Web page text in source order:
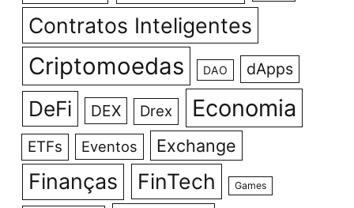
Contratos Inteligentes
Criptomoedas DAO dApps
DeFi DEX Drex Economia
ETFs Eventos Exchange
Finanças FinTech Games